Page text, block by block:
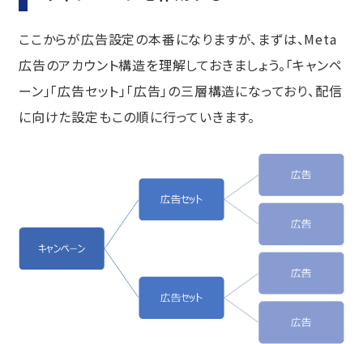
ここからが広告設定の本番になりますが、まずは、Meta
広告のアカウント構造を理解しておきましょう。「キャンペ
ーン」「広告セット」「広告」の三層構造になっており、配信
に向けた設定もこの順に行っていきます。